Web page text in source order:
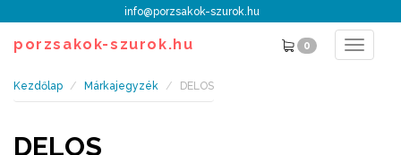
info@porzsakok-szurok.hu
porzsakok-szurok.hu 0
Toggle
Kezdőlap Márkajegyzék DELOS
DELOS